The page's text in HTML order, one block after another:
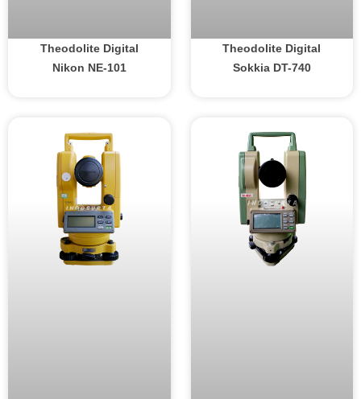
Theodolite Digital
Nikon NE-101
Theodolite Digital
Sokkia DT-740